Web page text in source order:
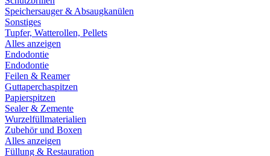
Speichersauger & Absaugkanülen
Sonstiges
Tupfer, Watterollen, Pellets
Alles anzeigen
Endodontie
Endodontie
Feilen & Reamer
Guttaperchaspitzen
Papierspitzen
Sealer & Zemente
Wurzelfüllmaterialien
Zubehör und Boxen
Alles anzeigen
Füllung & Restauration